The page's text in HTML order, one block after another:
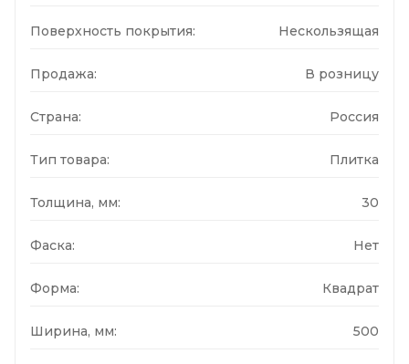
Поверхность покрытия: Нескользящая
Продажа: В розницу
Страна: Россия
Тип товара: Плитка
Толщина, мм: 30
Фаска: Нет
Форма: Квадрат
Ширина, мм: 500